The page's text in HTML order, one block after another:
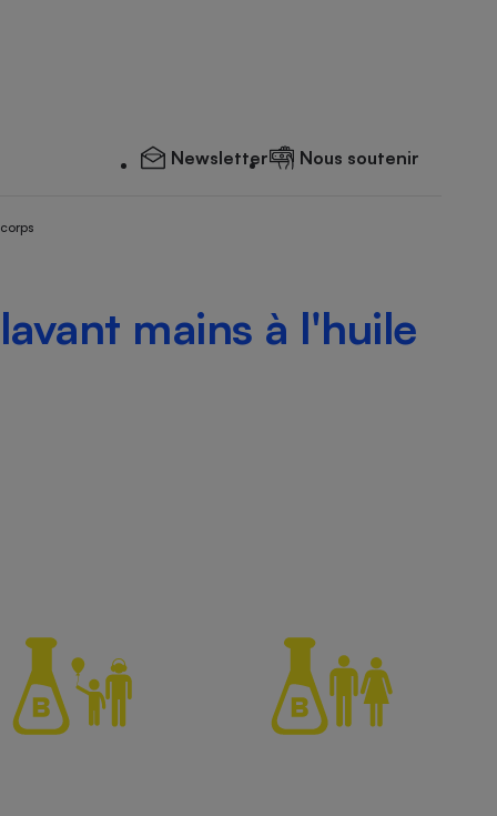
Newsletter Nous soutenir
mains à l'huile